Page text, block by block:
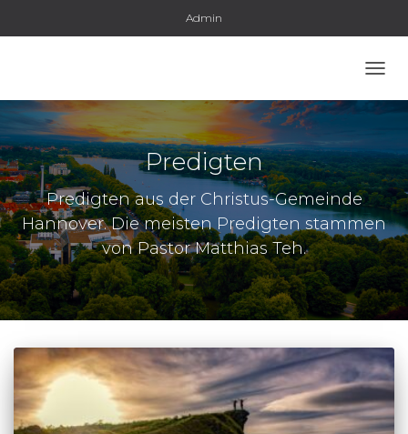
Admin
Predigten
Predigten aus der Christus-Gemeinde
Hannover. Die meisten Predigten stammen
von Pastor Matthias Teh.